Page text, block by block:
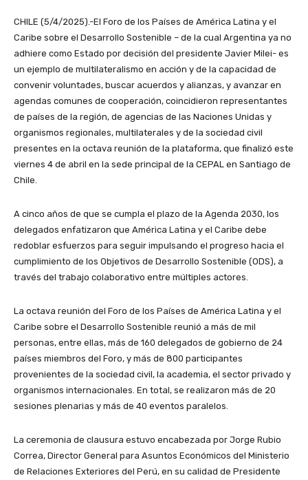
CHILE (5/4/2025).-El Foro de los Países de América Latina y el
Caribe sobre el Desarrollo Sostenible – de la cual Argentina ya no
adhiere como Estado por decisión del presidente Javier Milei- es
un ejemplo de multilateralismo en acción y de la capacidad de
convenir voluntades, buscar acuerdos y alianzas, y avanzar en
agendas comunes de cooperación, coincidieron representantes
de países de la región, de agencias de las Naciones Unidas y
organismos regionales, multilaterales y de la sociedad civil
presentes en la octava reunión de la plataforma, que finalizó este
viernes 4 de abril en la sede principal de la CEPAL en Santiago de
Chile.
A cinco años de que se cumpla el plazo de la Agenda 2030, los
delegados enfatizaron que América Latina y el Caribe debe
redoblar esfuerzos para seguir impulsando el progreso hacia el
cumplimiento de los Objetivos de Desarrollo Sostenible (ODS), a
través del trabajo colaborativo entre múltiples actores.
La octava reunión del Foro de los Países de América Latina y el
Caribe sobre el Desarrollo Sostenible reunió a más de mil
personas, entre ellas, más de 160 delegados de gobierno de 24
países miembros del Foro, y más de 800 participantes
provenientes de la sociedad civil, la academia, el sector privado y
organismos internacionales. En total, se realizaron más de 20
sesiones plenarias y más de 40 eventos paralelos.
La ceremonia de clausura estuvo encabezada por Jorge Rubio
Correa, Director General para Asuntos Económicos del Ministerio
de Relaciones Exteriores del Perú, en su calidad de Presidente